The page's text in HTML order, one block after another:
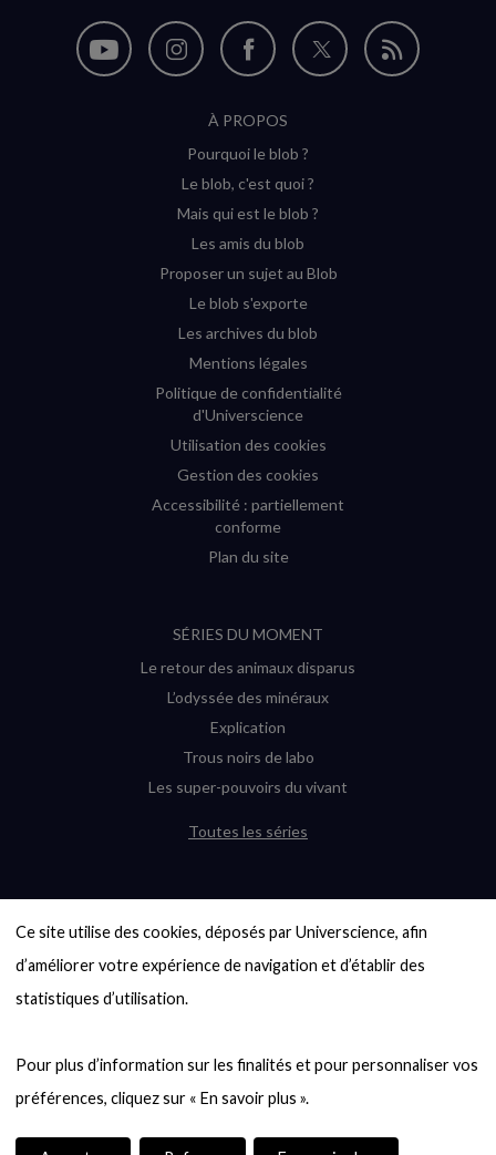
Ce site utilise des cookies, déposés par Universcience, afin
d’améliorer votre expérience de navigation et d’établir des
statistiques d’utilisation.
Pour plus d’information sur les finalités et pour personnaliser vos
Nous
Nous
Instagram
(nouvelle
Nous
sur
Facebook
(nouvelle
Nous
Flux
À PROPOS
Pourquoi le blob ?
Le blob, c'est quoi ?
Mais qui est le blob ?
Les amis du blob
Proposer un sujet au Blob
Le blob s'exporte
Les archives du blob
Mentions légales
Politique de confidentialité
d'Universcience
Utilisation des cookies
Gestion des cookies
Accessibilité : partiellement
conforme
Plan du site
SÉRIES DU MOMENT
Le retour des animaux disparus
L’odyssée des minéraux
Explication
Trous noirs de labo
Les super-pouvoirs du vivant
Toutes les séries
6000 exoplanètes, et pas de « Terre »
en vue ?
Quel avenir pour les cryptos ?
Entre mathématiques et politique : la
quête d’un vote équitable
casse-tête